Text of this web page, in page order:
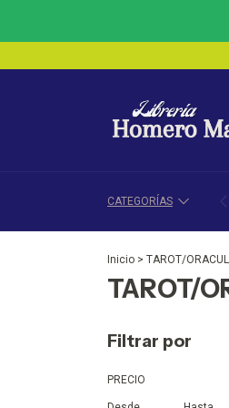
CATEGORÍAS
Inicio > TAROT/
TAROT/
Filtrar por
PRECIO